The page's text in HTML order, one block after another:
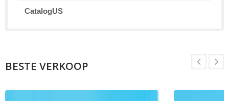
CatalogUS
BESTE VERKOOP